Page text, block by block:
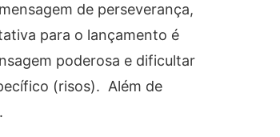
de perseverança,
para o lançamento é
poderosa e dificultar
(risos). Além de